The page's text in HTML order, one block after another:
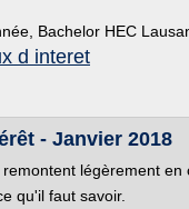
Bachelor HEC
d interet
- Janvier 2018
légèrement en
qu'il faut savoir.